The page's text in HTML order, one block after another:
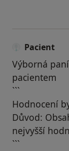
Pacient
Výborná
pacientem
```
Hodnocení
Důvod:
nejvyšší
```